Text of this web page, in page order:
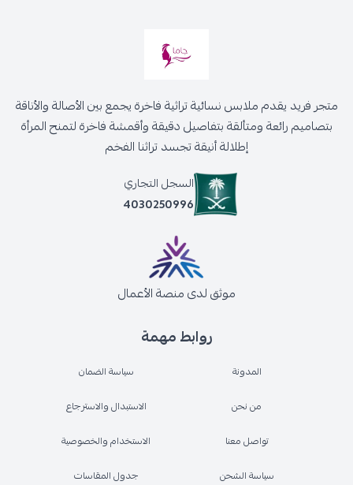
روابط مهمة
المدونة
من نحن
تواصل معنا
سياسة الشحن
سياسة الضمان
الاستبدال والاسترجاع
الاستخدام والخصوصية
جدول المقاسات
متجر فريد يقدم ملابس نسائية تراثية فاخرة يجمع بين الأصالة والأناقة
بتصاميم رائعة ومتألقة بتفاصيل دقيقة وأقمشة فاخرة لتمنح المرأة
إطلالة أنيقة تجسد تراثنا الفخم
السجل التجاري
4030250996
موثق لدى منصة الأعمال